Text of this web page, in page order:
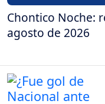
Chontico Noche:
agosto de 2026